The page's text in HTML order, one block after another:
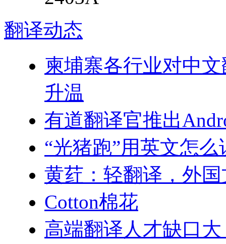
翻译动态
柬埔寨各行业对中
升温
有道翻译官推出
“光猪跑”用英文怎么
黄荭：轻翻译，外
Cotton棉花
高端翻译人才缺口